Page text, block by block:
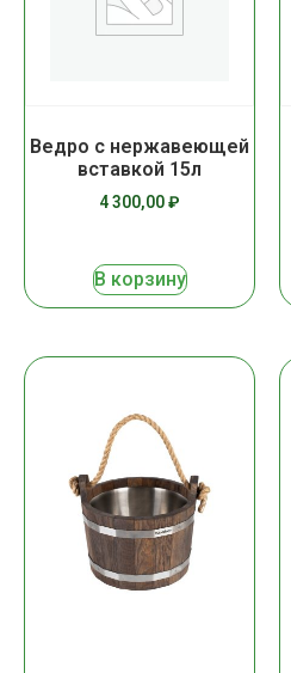
Ведро с нержавеющей
вставкой 15л
4 300,00₽
В корзину